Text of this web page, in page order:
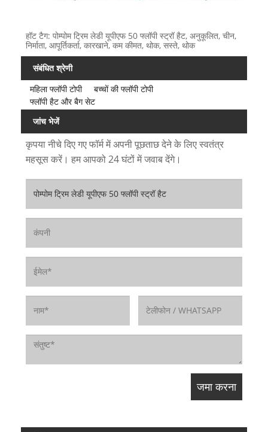
हॉट टैग: पोम्पोम ट्रिम लेडी यूपीएफ 50 फ्लॉपी स्ट्रॉ हैट, अनुकूलित, चीन,
निर्माता, आपूर्तिकर्ता, कारखाने, कम कीमत, थोक, सस्ते, थोक
संबंधित श्रेणी
महिला फ्लॉपी टोपी
बच्चों की फ्लॉपी टोपी
फ्लॉपी हैट और बैग सेट
जांच भेजें
कृपया नीचे दिए गए फॉर्म में अपनी पूछताछ देने के लिए स्वतंत्र
महसूस करें। हम आपको 24 घंटों में जवाब देंगे।